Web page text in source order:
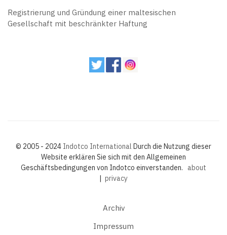
Registrierung und Gründung einer maltesischen
Gesellschaft mit beschränkter Haftung
© 2005 - 2024 Indotco International Durch die Nutzung dieser
Website erklären Sie sich mit den Allgemeinen
Geschäftsbedingungen von Indotco einverstanden. about
privacy
Archiv
Impressum